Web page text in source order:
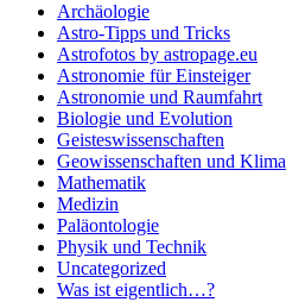
Archäologie
Astro-Tipps und Tricks
Astrofotos by astropage.eu
Astronomie für Einsteiger
Astronomie und Raumfahrt
Biologie und Evolution
Geisteswissenschaften
Geowissenschaften und Klima
Mathematik
Medizin
Paläontologie
Physik und Technik
Uncategorized
Was ist eigentlich…?